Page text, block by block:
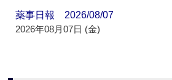
薬事日報 2026/08/07
2026年08月07日 (金)